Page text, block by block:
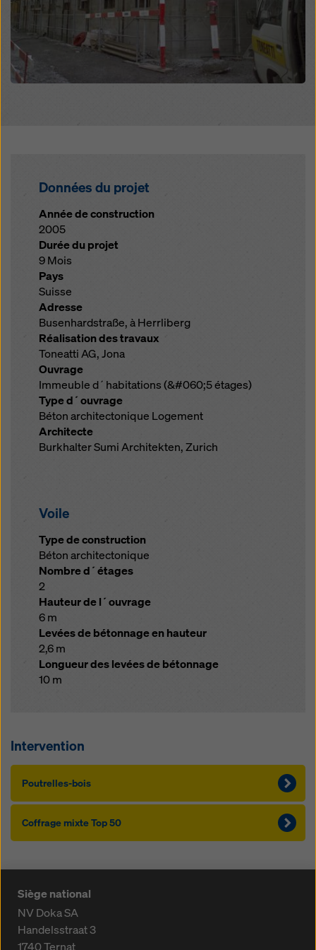
Données du projet
Année de construction
2005
Durée du projet
9 Mois
Pays
Suisse
Adresse
Busenhardstraße, à Herrliberg
Réalisation des travaux
Toneatti AG, Jona
Ouvrage
Immeuble d´habitations (&#060;5 étages)
Type d´ouvrage
Béton architectonique Logement
Architecte
Burkhalter Sumi Architekten, Zurich
Voile
Type de construction
Béton architectonique
Nombre d´étages
2
Hauteur de l´ouvrage
6 m
Levées de bétonnage en hauteur
2,6 m
Longueur des levées de bétonnage
10 m
Intervention
Poutrelles-bois
Coffrage mixte Top 50
Siège national
NV Doka SA
Handelsstraat 3
1740Ternat